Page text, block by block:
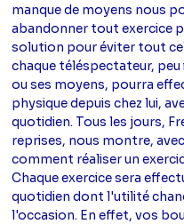
manque de moyens nous
abandonner tout exercice
solution pour éviter tout
chaque téléspectateur,
ou ses moyens, pourra
physique depuis chez lui,
quotidien. Tous les jours,
reprises, nous montre,
comment réaliser un
Chaque exercice sera
quotidien dont l'utilité
l'occasion. En effet, vos